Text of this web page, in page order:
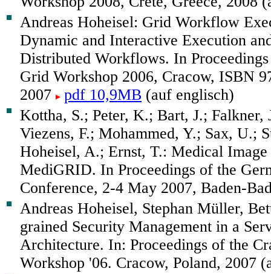
Andreas Hoheisel: Grid Workflow
Dynamic and Interactive Execution
Distributed Workflows. In
Grid Workshop 2006, Cracow, ISBN
2007
pdf 10,9MB (auf englisch)
Kottha, S.; Peter, K.; Bart, J.; Falkner,
Viezens, F.; Mohammed, Y.; Sax, U.;
Hoheisel, A.; Ernst, T.: Medical Image
MediGRID. In Proceedings of the
Conference, 2-4 May 2007, Baden-
Andreas Hoheisel, Stephan Müller,
grained Security Management in a
Architecture. In: Proceedings of the
Workshop '06. Cracow, Poland, 2007